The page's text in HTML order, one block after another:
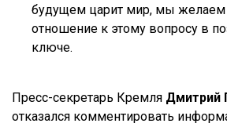
будущем царит мир, мы желаем
отношение к этому вопросу в
ключе.
Пресс-секретарь Кремля Дмитрий
отказался комментировать